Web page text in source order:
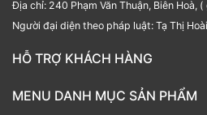
Địa chỉ: 240 Phạm Văn Thuận, Biên Hoà,
Người đại diện theo pháp luật: Tạ Thị
HỖ TRỢ KHÁCH HÀNG
TRÁI CÂY NHẬP KHẨU BUBU
MENU DANH MỤC SẢN PHẨM